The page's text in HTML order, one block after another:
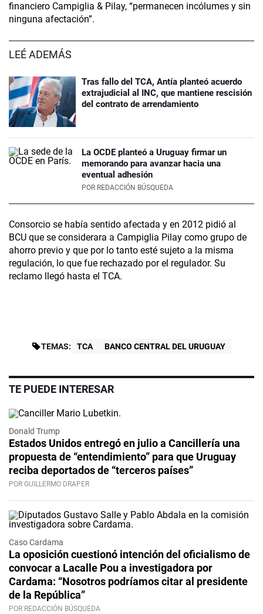
financiero Campiglia & Pilay, “permanecen incólumes y sin
ninguna afectación”.
LEÉ ADEMÁS
Tras fallo del TCA, Antía planteó acuerdo
extrajudicial al INC, que mantiene rescisión
del contrato de arrendamiento
La OCDE planteó a Uruguay firmar un
memorando para avanzar hacia una
eventual adhesión
POR REDACCIÓN BÚSQUEDA
Consorcio se había sentido afectada y en 2012 pidió al
BCU que se considerara a Campiglia Pilay como grupo de
ahorro previo y que por lo tanto esté sujeto a la misma
regulación, lo que fue rechazado por el regulador. Su
reclamo llegó hasta el TCA.
TEMAS: TCA BANCO CENTRAL DEL URUGUAY
TE PUEDE INTERESAR
Donald Trump
Estados Unidos entregó en julio a Cancillería una
propuesta de “entendimiento” para que Uruguay
reciba deportados de “terceros países”
POR GUILLERMO DRAPER
Caso Cardama
La oposición cuestionó intención del oficialismo de
convocar a Lacalle Pou a investigadora por
Cardama: “Nosotros podríamos citar al presidente
de la República”
POR REDACCIÓN BÚSQUEDA